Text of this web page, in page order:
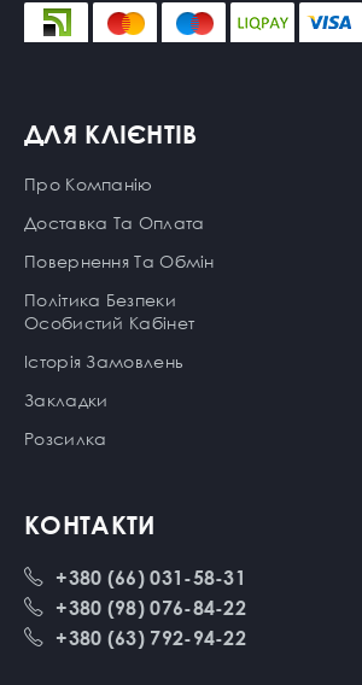
ДЛЯ КЛІЄНТІВ
Про Компанію
Доставка Та Оплата
Повернення Та Обмін
Політика Безпеки
Особистий Кабінет
Історія Замовлень
Закладки
Розсилка
КОНТАКТИ
+380 (66) 031-58-31
+380 (98) 076-84-22
+380 (63) 792-94-22